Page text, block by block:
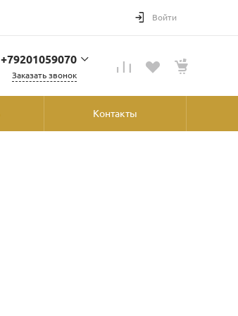
Войти
+79201059070
Заказать звонок
Контакты